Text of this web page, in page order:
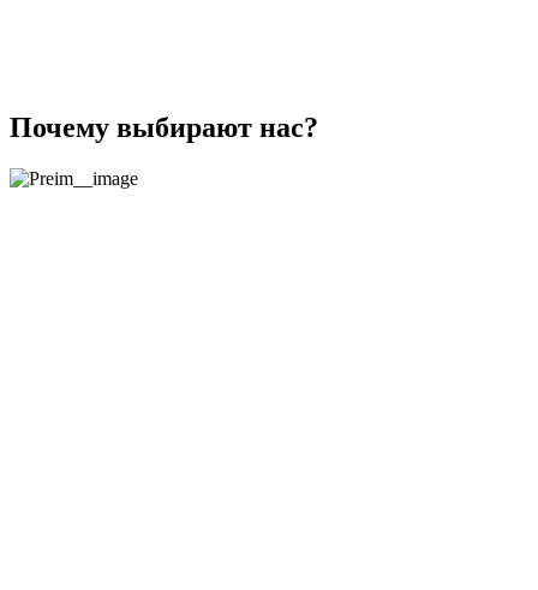
Почему выбирают нас?